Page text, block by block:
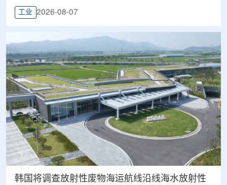
工业 2026-08-07
韩国将调查放射性废物海运航线沿线海水放射性